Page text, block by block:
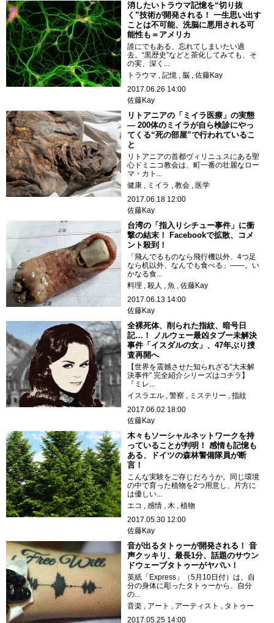
消したいトラウマ記憶を“切り抜
く”技術が開発される！ 一生思い出す
ことは不可能、洗脳に悪用される可
能性も＝アメリカ
誰にでもある、忘れてしまいたい過
去。“黒歴史”などと茶化してみても、そ
の実、深く...
トラウマ
記憶 脳
佐藤Kay
2017.06.26 14:00
佐藤Kay
リトアニアの「ミイラ医療」の実態
― 200体のミイラが自ら検診にやっ
てくる“死の部屋”で行われているこ
と
リトアニアの首都ヴィリニュスにある聖
心ドミニコ教会は、町一番の壮麗なロー
マ・カト...
健康
ミイラ 教会
医学
2017.06.18 12:00
佐藤Kay
台湾の「指入りシチュー事件」に衝
撃の結末！ Facebookで拡散、コメ
ント殺到！
「飛んでるものなら飛行機以外、4つ足
なら机以外、なんでも食べる」――。い
かなる食...
料理
殺人 魚
佐藤Kay
2017.06.13 14:00
佐藤Kay
全裸死体、削られた指紋、暗号日
記…！ ノルウェー最凶タブー未解決
事件「イスダルの女」、47年ぶり捜
査再開へ
【世界を震撼させた知られざる“大未解
決事件” 完全紹介シリーズはコチラ】
『ミレ...
イスラエル
警察 ミステリー
指紋
2017.06.02 18:00
佐藤Kay
木々もソーシャルネットワークを持
っていることが判明！ 感情も記憶も
ある、ドイツの森林警備隊員が断
言！
こんな実験をご存じだろうか。同じ環境
の中で育った植物を2つ用意し、片方に
は優しい...
エコ
感情 木
植物
2017.05.30 12:00
佐藤Kay
音が出るタトゥーが開発される！ 音
声クッキリ、最長1分、話題のサウン
ドウェーブタトゥーがヤバい！
英紙「Express」（5月10日付）は、自
分の身体に彫ったタトゥーから、自分
の...
音楽
アート アーティスト
タトゥー
2017.05.25 14:00